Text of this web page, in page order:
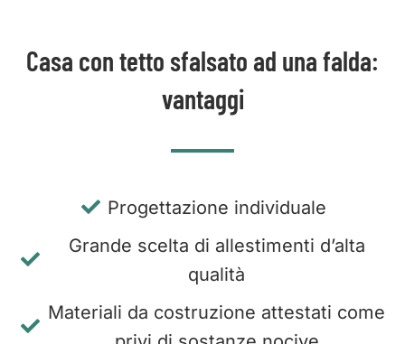
Casa con tetto sfalsato ad una falda:
vantaggi
Progettazione individuale
Grande scelta di allestimenti d’alta
qualità
Materiali da costruzione attestati come